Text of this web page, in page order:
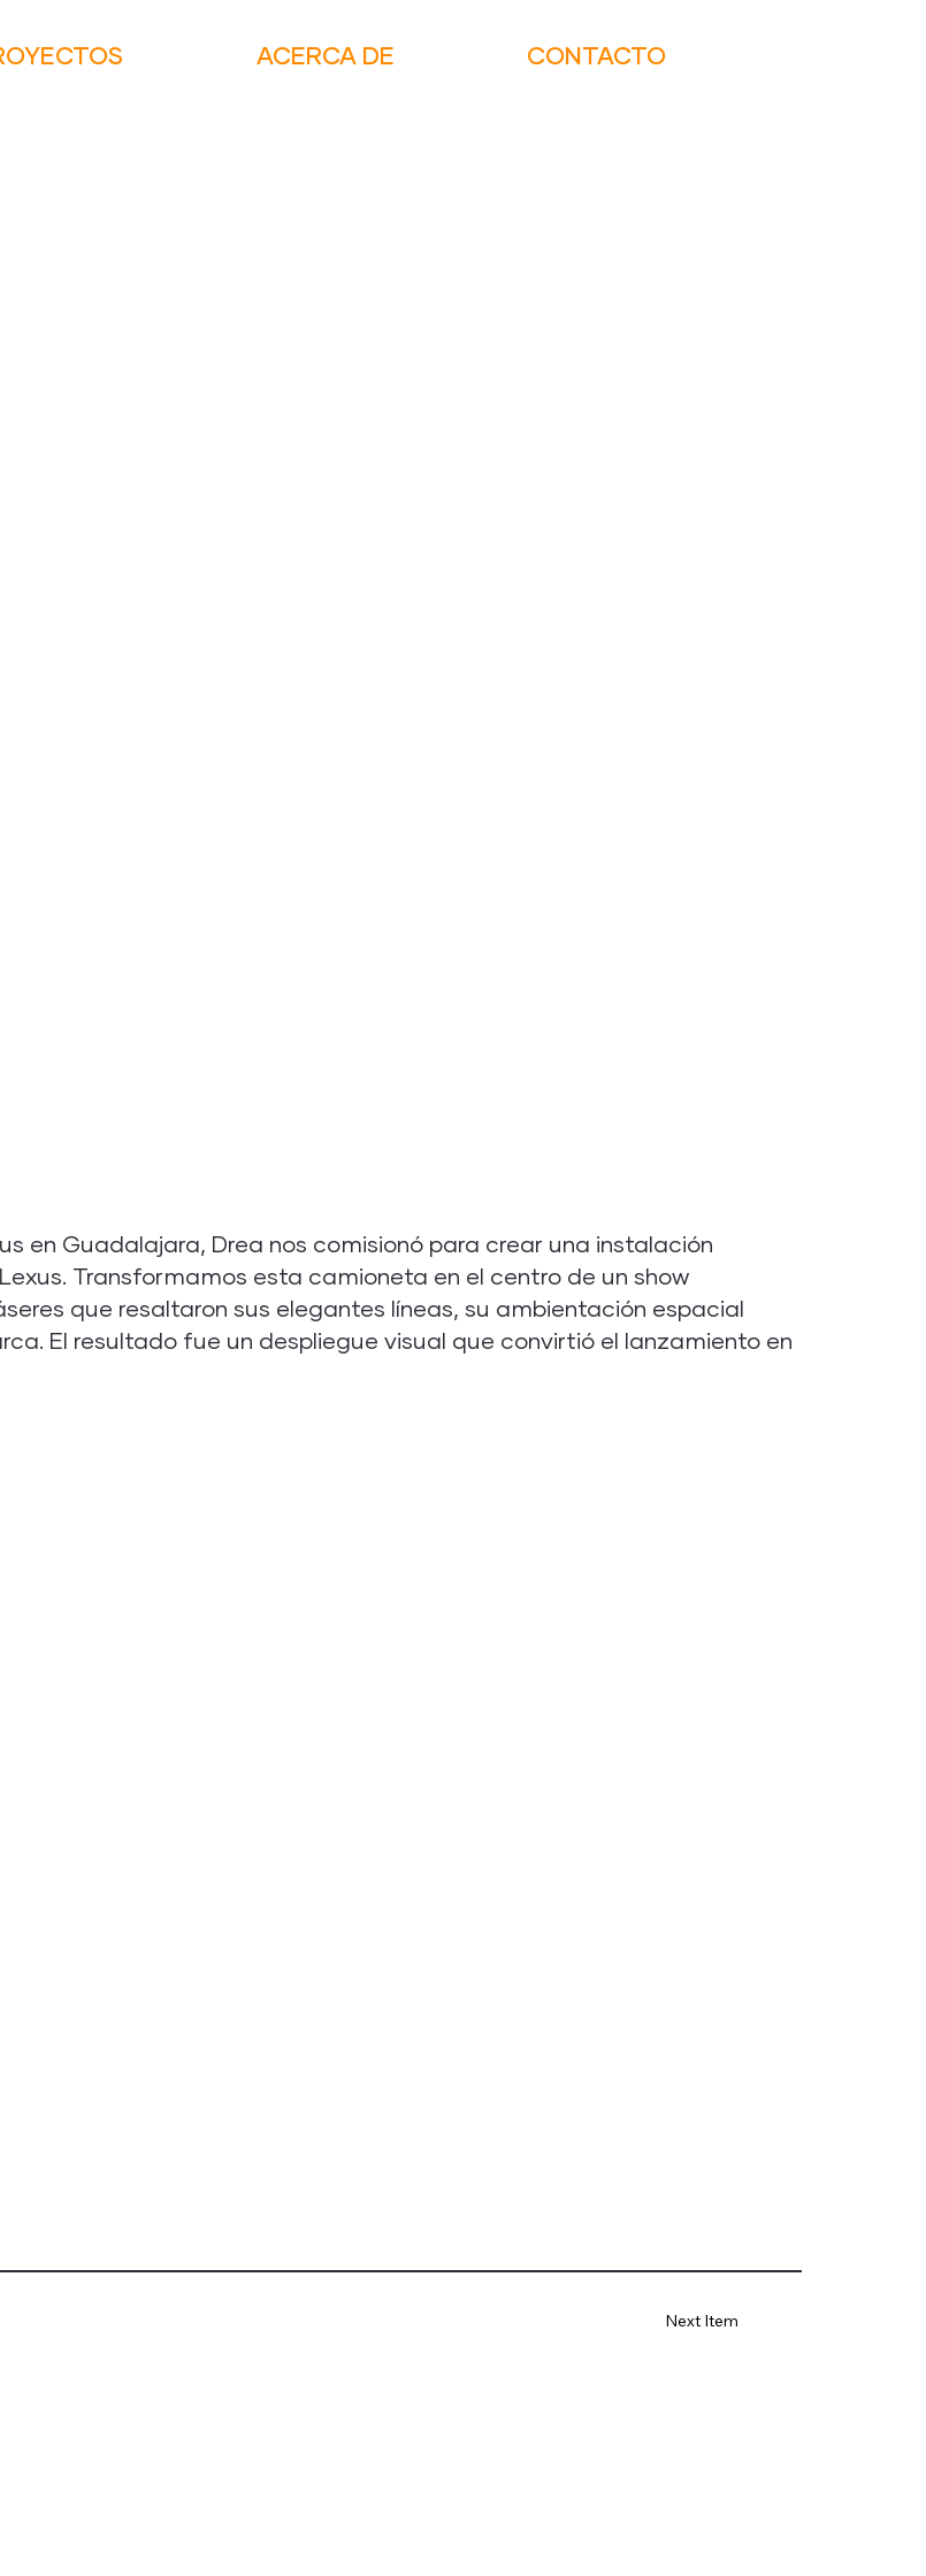
ACERCA DE CONTACTO
en Guadalajara, Drea nos comisionó para crear una instalación
Transformamos esta camioneta en el centro de un show
que resaltaron sus elegantes líneas, su ambientación espacial
El resultado fue un despliegue visual que convirtió el lanzamiento en
Next Item